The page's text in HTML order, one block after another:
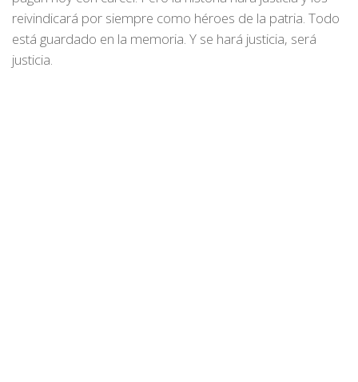
reivindicará por siempre como héroes de la patria. Todo
está guardado en la memoria. Y se hará justicia, será
justicia.